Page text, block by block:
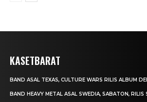
KASETBARAT
BAND ASAL TEXAS, CULTURE WARS RILIS ALBUM
BAND HEAVY METAL ASAL SWEDIA, SABATON, RILIS